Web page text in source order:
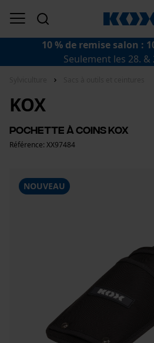
10 % de remise salon :
Seulement les 28. &
NOUVEAU
KOX
Pochette à coins KOX
Référence: XX97484